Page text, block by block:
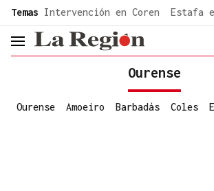
common.go-to-content
Temas Intervención en Coren Estafa
header.menu.open
Ourense
Ourense Amoeiro Barbadás Coles